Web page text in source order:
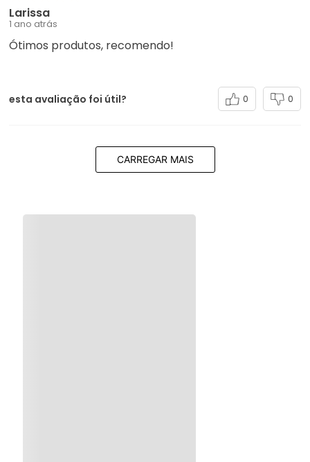
Larissa
1 ano atrás
Ótimos produtos, recomendo!
esta avaliação foi útil? 0 0
CARREGAR MAIS